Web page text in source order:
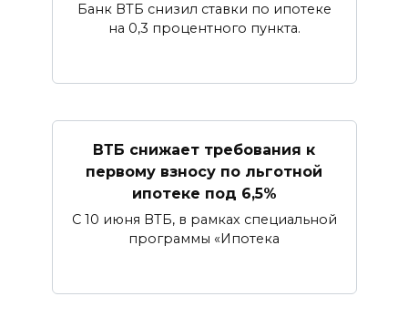
Банк ВТБ снизил ставки по ипотеке
на 0,3 процентного пункта.
ВТБ снижает требования к
первому взносу по льготной
ипотеке под 6,5%
С 10 июня ВТБ, в рамках специальной
программы «Ипотека